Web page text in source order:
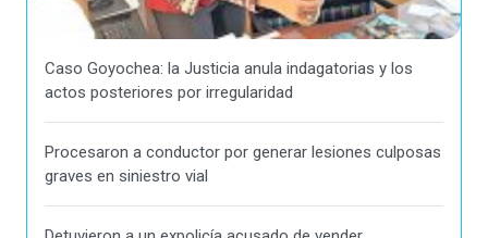
Caso Goyochea: la Justicia anula indagatorias y los
actos posteriores por irregularidad
Procesaron a conductor por generar lesiones culposas
graves en siniestro vial